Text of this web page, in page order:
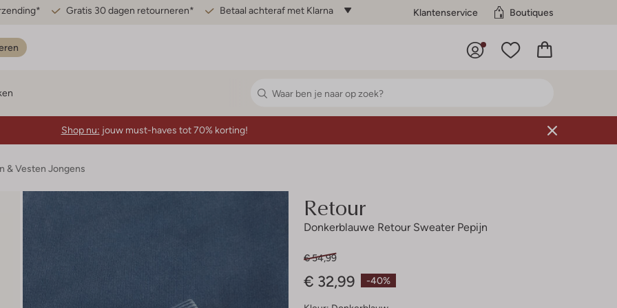
Gratis 30 dagen retourneren* Betaal achteraf met Klarna Klantenservice Boutiques
Shop nu: jouw must-haves tot 70% korting!
& Vesten Jongens
Retour
Donkerblauwe Retour Sweater Pepijn
-40%
€ 54,99
€ 32,99